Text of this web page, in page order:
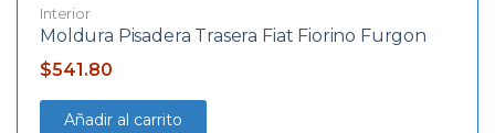
Interior
Moldura Pisadera Trasera Fiat Fiorino Furgon
$541.80
Añadir al carrito